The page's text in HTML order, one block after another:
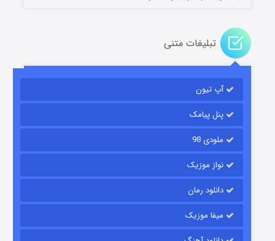
تبلیغات متنی
آپ تیون
پنل پیامک
ملودی 98
نواز موزیک
دانلود رمان
میفا موزیک